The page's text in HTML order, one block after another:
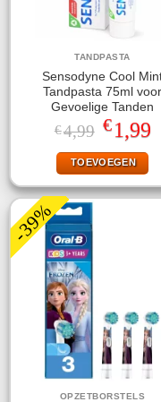
TANDPASTA
Sensodyne Cool
Tandpasta 75ml voor
Gevoelige Tanden
€4,99
prijs
was:
€4,99.
€1,99
is:
TOEVOEGEN
-39%
OPZETBORSTELS